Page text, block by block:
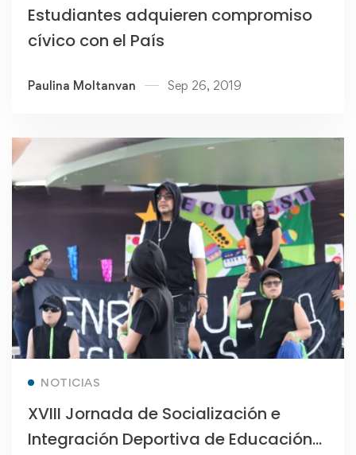
Estudiantes adquieren compromiso
cívico con el País
Paulina Moltanvan Sep 26, 2019
NOTICIAS
XVIII Jornada de Socialización e
Integración Deportiva de Educación